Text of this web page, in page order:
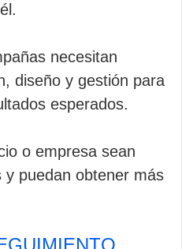
necesitan
diseño y gestión para
esperados.
o empresa sean
y puedan obtener más